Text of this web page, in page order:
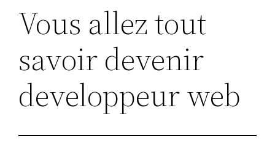
Vous allez tout
savoir devenir
developpeur web